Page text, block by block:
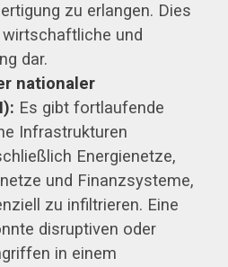
zu erlangen. Dies
und
dar.
nationaler
Es gibt fortlaufende
Infrastrukturen
Energienetze,
und Finanzsysteme,
zu infiltrieren. Eine
disruptiven oder
in einem